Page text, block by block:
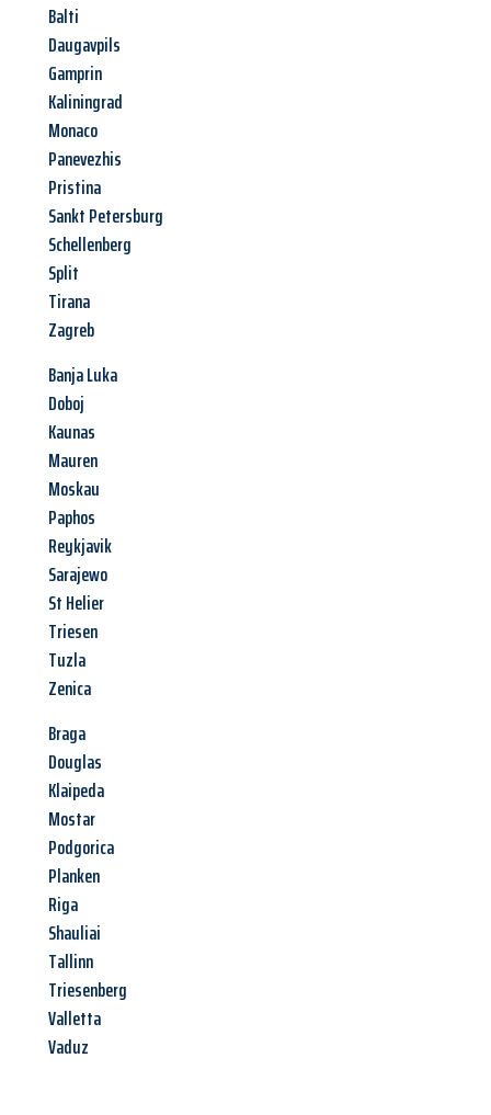
Balti
Daugavpils
Gamprin
Kaliningrad
Monaco
Panevezhis
Pristina
Sankt Petersburg
Schellenberg
Split
Tirana
Zagreb
Banja Luka
Doboj
Kaunas
Mauren
Moskau
Paphos
Reykjavik
Sarajewo
St Helier
Triesen
Tuzla
Zenica
Braga
Douglas
Klaipeda
Mostar
Podgorica
Planken
Riga
Shauliai
Tallinn
Triesenberg
Valletta
Vaduz